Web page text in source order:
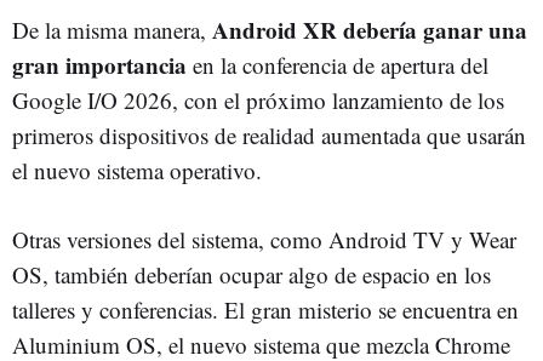
De la misma manera, Android XR debería ganar una
gran importancia en la conferencia de apertura del
Google I/O 2026, con el próximo lanzamiento de los
primeros dispositivos de realidad aumentada que usarán
el nuevo sistema operativo.
Otras versiones del sistema, como Android TV y Wear
OS, también deberían ocupar algo de espacio en los
talleres y conferencias. El gran misterio se encuentra en
Aluminium OS, el nuevo sistema que mezcla Chrome